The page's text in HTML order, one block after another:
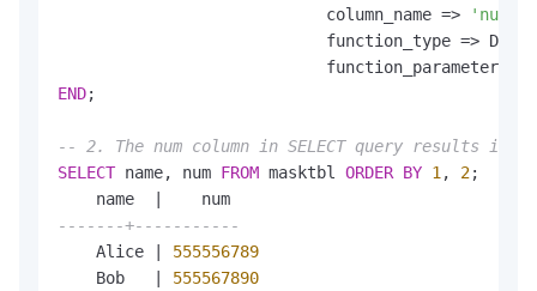
                            column_name
=> 'num'
                            function_type
=>
                            function_parameters
END;
-- 2. The num column in SELECT query results is
SELECT name, num FROM masktbl ORDER BY 1 , 2;
    name
-------+-----------
    Alice
555556789
    Bob
555567890